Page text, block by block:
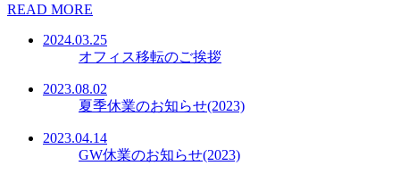
READ MORE
2024.03.25
オフィス移転のご挨拶
2023.08.02
夏季休業のお知らせ(2023)
2023.04.14
GW休業のお知らせ(2023)